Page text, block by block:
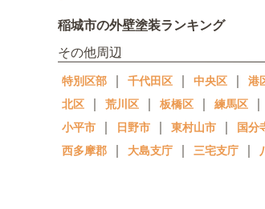
稲城市の外壁塗装ランキング
その他周辺
特別区部 ｜ 千代田区 ｜ 中央区 ｜ 港
北区 ｜ 荒川区 ｜ 板橋区 ｜ 練馬区 ｜
小平市 ｜ 日野市 ｜ 東村山市 ｜ 国分
西多摩郡 ｜ 大島支庁 ｜ 三宅支庁 ｜